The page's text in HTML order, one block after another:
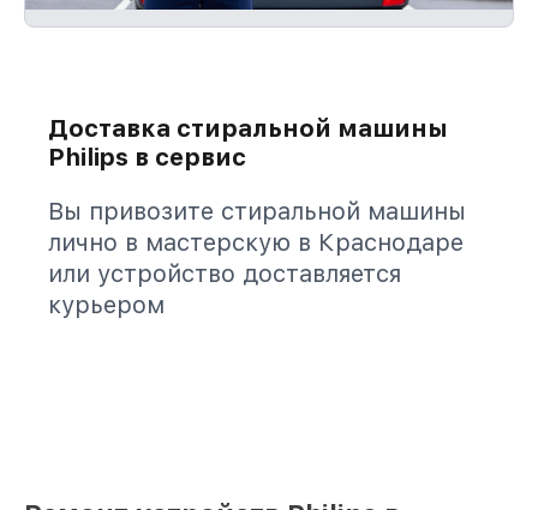
Доставка стиральной машины
Philips в сервис
Вы привозите стиральной машины
лично в мастерскую в Краснодаре
или устройство доставляется
курьером